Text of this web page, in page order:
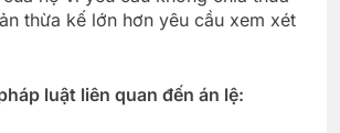
thừa kế lớn hơn yêu cầu xem xét
luật liên quan đến án lệ: